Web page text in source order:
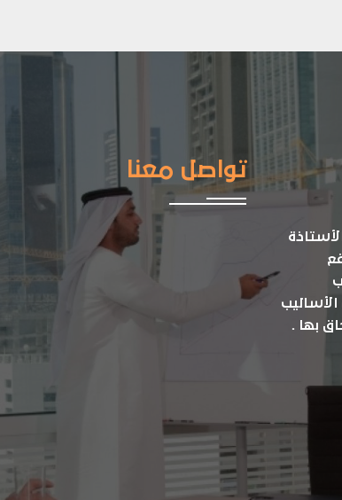
بها .
تواصل معنا